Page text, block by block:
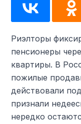
Риэлторы
пенсионеры
квартиры. В
пожилые
действовали
признали
нередко